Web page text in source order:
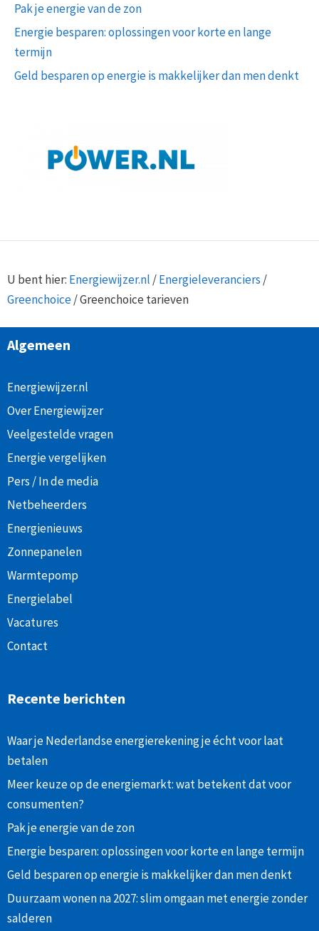
Pak je energie van de zon
Energie besparen: oplossingen voor korte en lange
termijn
Geld besparen op energie is makkelijker dan men denkt
U bent hier: Energiewijzer.nl /Energieleveranciers /
Greenchoice/Greenchoice tarieven
Algemeen
Energiewijzer.nl
Over Energiewijzer
Veelgestelde vragen
Energie vergelijken
Pers / In de media
Netbeheerders
Energienieuws
Zonnepanelen
Warmtepomp
Energielabel
Vacatures
Contact
Recente berichten
Waar je Nederlandse energierekening je écht voor laat
betalen
Meer keuze op de energiemarkt: wat betekent dat voor
consumenten?
Pak je energie van de zon
Energie besparen: oplossingen voor korte en lange termijn
Geld besparen op energie is makkelijker dan men denkt
Duurzaam wonen na 2027: slim omgaan met energie zonder
salderen